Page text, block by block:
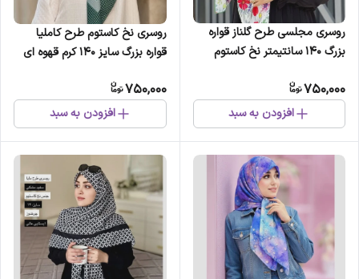
روسری مجلسی طرح گلناز قواره
بزرگ 140 سانتیمتر نخ کاستوم
750,000
افزودن به سبد
روسری نخ کاستوم طرح کاملیا
قواره بزرگ سایز 140 کرم قهوه ای
750,000
افزودن به سبد